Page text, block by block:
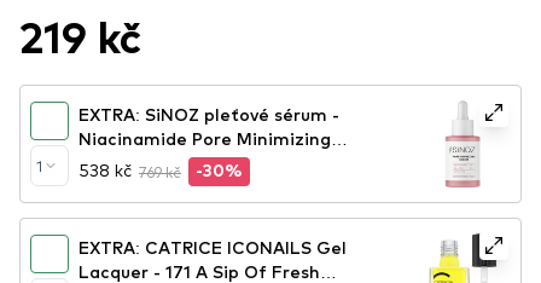
219 kč
1
EXTRA: SiNOZ pleťové sérum -
Niacinamide Pore Minimizing
Serum
538 kč 769 kč -30%
EXTRA: CATRICE ICONAILS Gel
Lacquer - 171 A Sip Of Fresh